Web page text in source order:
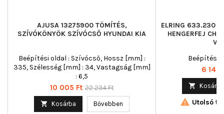
AJUSA 13275900 TÖMÍTÉS,
SZÍVÓKÖNYÖK SZÍVÓCSŐ HYUNDAI KIA
Beépítési oldal : Szívócső, Hossz [mm] :
335, Szélesség [mm] : 34, Vastagság [mm]
: 6,5
Ár
10 005 Ft Normál
22 234 Ft
 Kosárba Bővebben
ELRING 633.230
HENGERFEJ
Beépítési
Ár
6 148
 Kosárba
 Utolsó